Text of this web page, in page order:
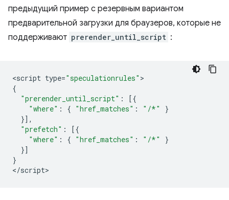
предыдущий пример с резервным вариантом
предварительной загрузки для браузеров, которые не
поддерживают prerender_until_script :
<script type="speculationrules"
{
"prerender_until_script" :
[{
"where" : { "href_matches" : "/*"
}
}],
"prefetch" :
[{
"where" : { "href_matches" : "/*"
}
}]
}
</script